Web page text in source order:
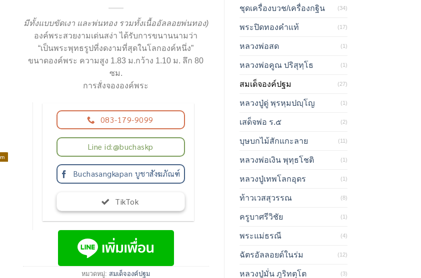
มีทั้งแบบขัดเงา และพ่นทอง รวมทั้งเนื้ออัลลอยพ่นทอง)
องค์พระสวยงามเด่นสง่า ได้รับการขนานนามว่า
“เป็นพระพุทธรูปที่งดงามที่สุดในโลกองค์หนึ่ง”
ขนาดองค์พระ ความสูง 1.83 ม.กว้าง 1.10 ม. ลึก 80
ซม.
การสั่งจององค์พระ
083-179-9099
Line id:@buchaskp
Buchasangkapan บูชาสังฆภัณฑ์
TikTok
หมวดหมู่: สมเด็จองค์ปฐม
ชุดเครื่องบวช/เครื่องกฐิน (34)
พระปิดทองคำแท้ (17)
หลวงพ่อสด (1)
หลวงพ่อคูณ ปริสุทฺโธ (1)
สมเด็จองค์ปฐม (27)
หลวงปู่ดู่ พฺรหฺมปญฺโญ (1)
เสด็จพ่อ ร.๕ (2)
บุษบกไม้สักแกะลาย (11)
หลวงพ่อเงิน พุทฺธโชติ (1)
หลวงปู่เทพโลกอุดร (1)
ท้าวเวสสุวรรณ (8)
ครูบาศรีวิชัย (1)
พระแม่ธรณี (4)
ฉัตรอัลลอยด์ในร่ม (12)
หลวงปู่มั่น ภูริทตฺโต (3)